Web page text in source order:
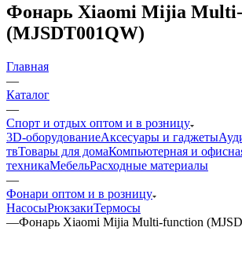
Фонарь Xiaomi Mijia
(MJSDT001QW)
Главная
—
Каталог
—
Спорт и отдых оптом и в розницу
3D-оборудованиеАксесуары и гаджеты
твТовары для домаКомпьютерная и
техникаМебельРасходные материалы
—
Фонари оптом и в розницу
НасосыРюкзакиТермосы
—Фонарь Xiaomi Mijia Multi-function